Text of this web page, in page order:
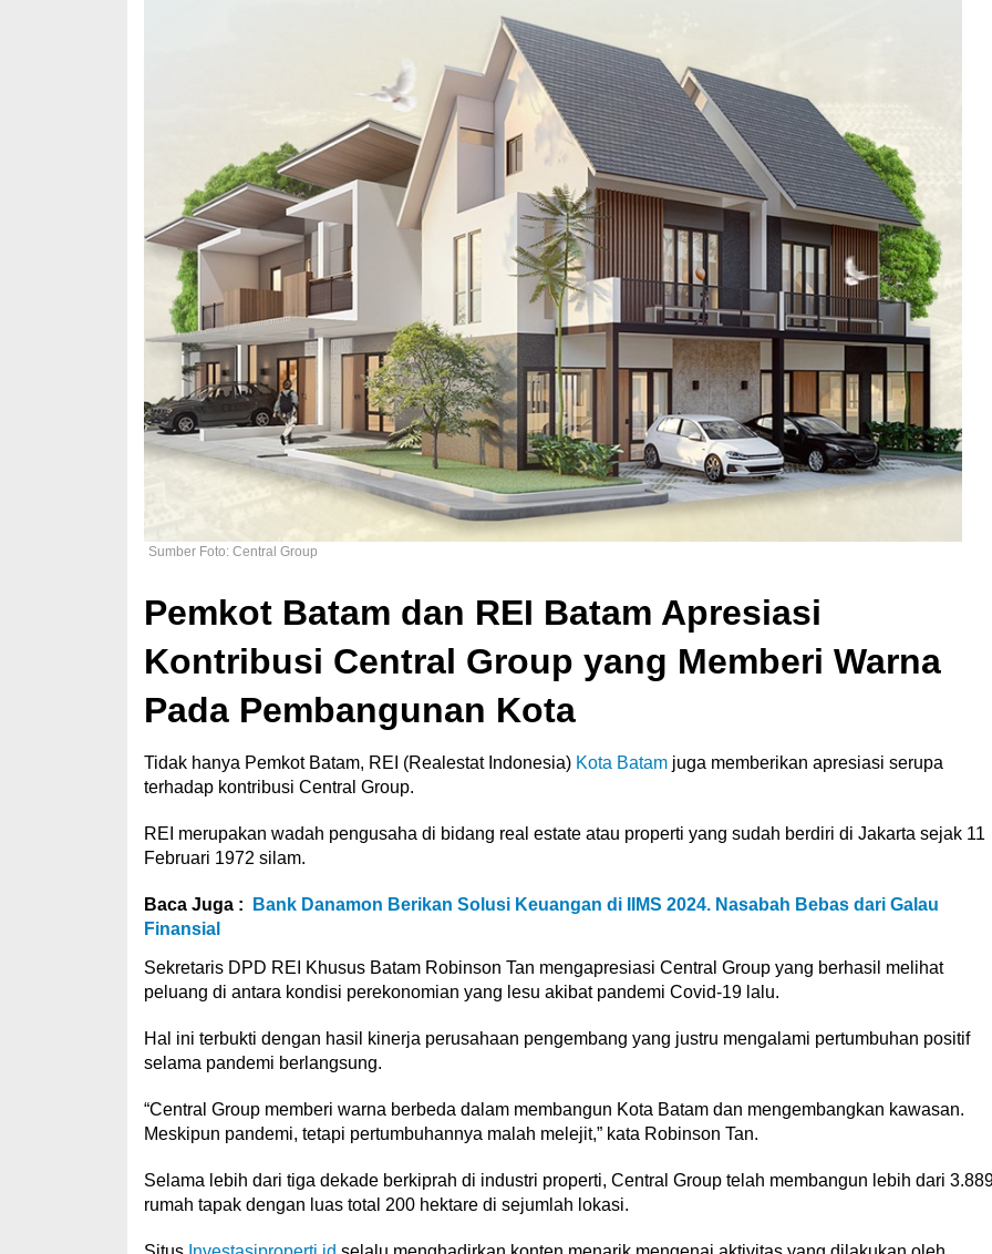
Sumber Foto: Central Group
Pemkot Batam dan REI Batam Apresiasi
Kontribusi Central Group yang Memberi Warna
Pada Pembangunan Kota
Tidak hanya Pemkot Batam, REI (Realestat Indonesia) Kota Batamjuga memberikan apresiasi serupa
terhadap kontribusi Central Group.
REI merupakan wadah pengusaha di bidang real estate atau properti yang sudah berdiri di Jakarta sejak 11
Februari 1972 silam.
Baca Juga :
Bank Danamon Berikan Solusi Keuangan di IIMS 2024. Nasabah Bebas dari Galau
Finansial
Sekretaris DPD REI Khusus Batam Robinson Tan mengapresiasi Central Group yang berhasil melihat
peluang di antara kondisi perekonomian yang lesu akibat pandemi Covid-19 lalu.
Hal ini terbukti dengan hasil kinerja perusahaan pengembang yang justru mengalami pertumbuhan positif
selama pandemi berlangsung.
“Central Group memberi warna berbeda dalam membangun Kota Batam dan mengembangkan kawasan.
Meskipun pandemi, tetapi pertumbuhannya malah melejit,” kata Robinson Tan.
Selama lebih dari tiga dekade berkiprah di industri properti, Central Group telah membangun lebih dari
rumah tapak dengan luas total 200 hektare di sejumlah lokasi.